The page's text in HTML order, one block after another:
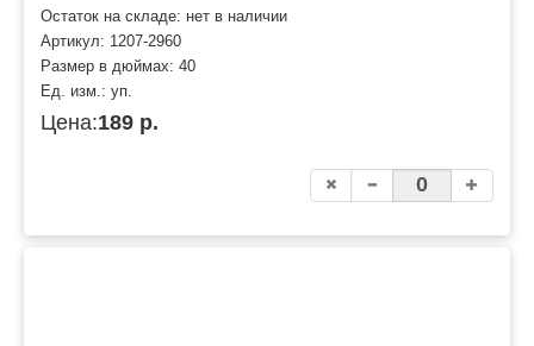
Остаток на складе: нет в наличии
Артикул: 1207-2960
Размер в дюймах: 40
Ед. изм.: уп.
Цена:189 р.